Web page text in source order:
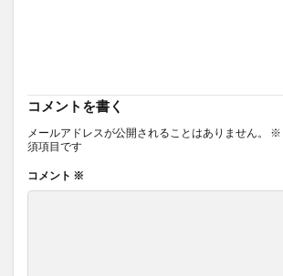
コメントを書く
メールアドレスが公開されることはありません。 ※
須項目です
コメント ※